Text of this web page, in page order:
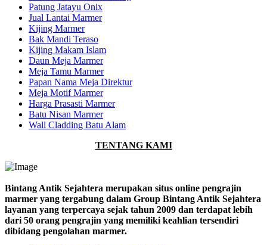
Patung Jatayu Onix
Jual Lantai Marmer
Kijing Marmer
Bak Mandi Teraso
Kijing Makam Islam
Daun Meja Marmer
Meja Tamu Marmer
Papan Nama Meja Direktur
Meja Motif Marmer
Harga Prasasti Marmer
Batu Nisan Marmer
Wall Cladding Batu Alam
TENTANG KAMI
Bintang Antik Sejahtera merupakan situs online pengrajin
marmer yang tergabung dalam Group Bintang Antik Sejahtera
layanan yang terpercaya sejak tahun 2009 dan terdapat lebih
dari 50 orang pengrajin yang memiliki keahlian tersendiri
dibidang pengolahan marmer.